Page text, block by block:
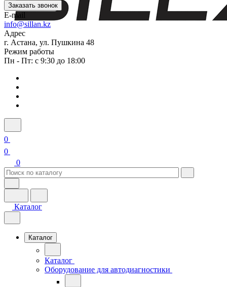
Заказать звонок
E-mail
info@sillan.kz
Адрес
г. Астана, ул. Пушкина 48
Режим работы
Пн - Пт: с 9:30 до 18:00
0
0
0
Каталог
Каталог
Каталог
Оборудование для автодиагностики